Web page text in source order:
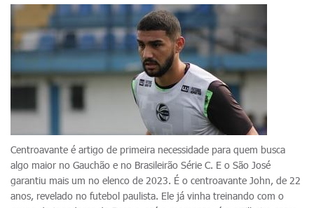
Centroavante é artigo de primeira necessidade para quem busca
algo maior no Gauchão e no Brasileirão Série C. E o São José
garantiu mais um no elenco de 2023. É o centroavante John, de 22
anos, revelado no futebol paulista. Ele já vinha treinando com o